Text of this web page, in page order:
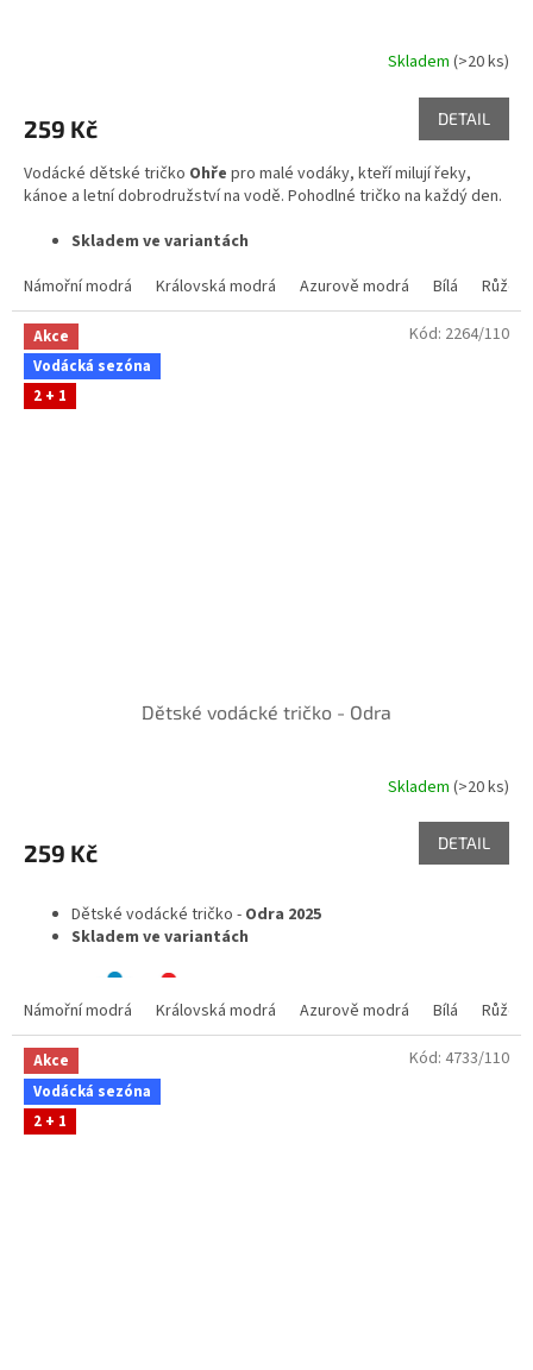
Skladem (>20 ks)
259 Kč DETAIL
Vodácké dětské tričko Ohře pro malé vodáky, kteří milují řeky,
kánoe a letní dobrodružství na vodě. Pohodlné tričko na každý den.
Skladem ve variantách
Námořní modrá
Královská modrá Azurově modrá Bílá Růžová
Akce
Vodácká sezóna
2 + 1
Dětské vodácké tričko - Odra
Skladem (>20 ks)
259 Kč DETAIL
Dětské vodácké tričko - Odra 2025
Skladem ve variantách
Námořní modrá Královská modrá Azurově modrá Bílá Růžová
Kód: 2264/110
Akce
Vodácká sezóna
2 + 1
Kód: 4733/110